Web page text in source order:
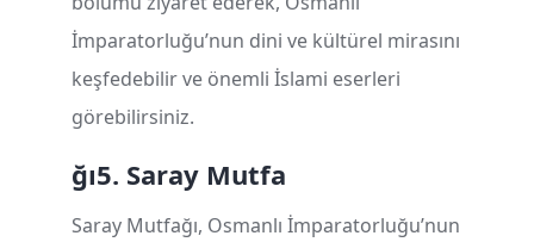
İmparatorluğu’nun dini ve kültürel mirasını
keşfedebilir ve önemli İslami eserleri
görebilirsiniz.
5. Saray Mutfa
ğı
Saray Mutfağı, Osmanlı İmparatorluğu’nun